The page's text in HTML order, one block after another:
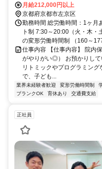
線 元田中南口徒歩約23分、
｢北白川仕伏町｣下車
月給212,000円以上
京都府京都市左京区
勤務時間 総労働時間：1ヶ
ト制 7:30～20:00（火・木
の変形労働時間制 （160～
仕事内容 【仕事内容】 院内
がやりがい◎） お預かりし
リトミックやプログラミン
で、子ども...
業界未経験者歓迎 変形労働時間制
ブランクOK
育休あり 交通費支給
正社員